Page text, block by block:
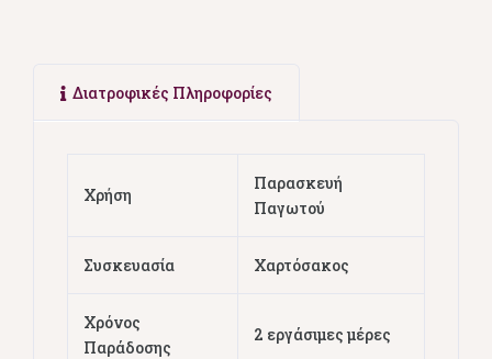
Διατροφικές Πληροφορίες
Χρήση
Παρασκευή
Παγωτού
Συσκευασία Χαρτόσακος
Χρόνος
Παράδοσης
2 εργάσιμες μέρες